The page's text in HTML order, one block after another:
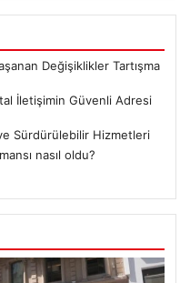
Değişiklikler Tartışma
İletişimin Güvenli Adresi
Sürdürülebilir Hizmetleri
nasıl oldu?